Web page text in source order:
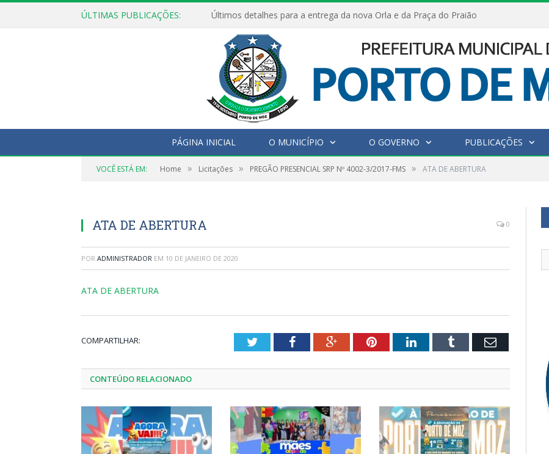
ÚLTIMAS PUBLICAÇÕES: Últimos detalhes para a entrega da nova Orla e da Praça do Praião
PÁGINA INICIAL O MUNICÍPIO O GOVERNO PUBLICAÇÕES
VOCÊ ESTÁ EM: Home » Licitações » PREGÃO PRESENCIAL SRP Nº 4002-3/2017-FMS » ATA DE ABERTURA
ATA DE ABERTURA 0
POR ADMINISTRADOR EM 10 DE JANEIRO DE 2020
ATA DE ABERTURA
COMPARTILHAR: TwitterFacebookGoogle+PinterestLinkedInTumblr Email
CONTEÚDO RELACIONADO